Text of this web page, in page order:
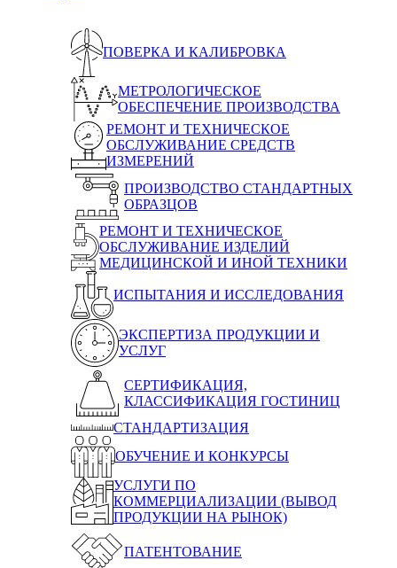
ПОВЕРКА И КАЛИБРОВКА
МЕТРОЛОГИЧЕСКОЕ
ОБЕСПЕЧЕНИЕ ПРОИЗВОДСТВА
РЕМОНТ И ТЕХНИЧЕСКОЕ
ОБСЛУЖИВАНИЕ СРЕДСТВ
ИЗМЕРЕНИЙ
ПРОИЗВОДСТВО СТАНДАРТНЫХ
ОБРАЗЦОВ
РЕМОНТ И ТЕХНИЧЕСКОЕ
ОБСЛУЖИВАНИЕ ИЗДЕЛИЙ
МЕДИЦИНСКОЙ И ИНОЙ ТЕХНИКИ
ИСПЫТАНИЯ И ИССЛЕДОВАНИЯ
ЭКСПЕРТИЗА ПРОДУКЦИИ И
УСЛУГ
СЕРТИФИКАЦИЯ,
КЛАССИФИКАЦИЯ ГОСТИНИЦ
СТАНДАРТИЗАЦИЯ
ОБУЧЕНИЕ И КОНКУРСЫ
УСЛУГИ ПО
КОММЕРЦИАЛИЗАЦИИ (ВЫВОД
ПРОДУКЦИИ НА РЫНОК)
ПАТЕНТОВАНИЕ